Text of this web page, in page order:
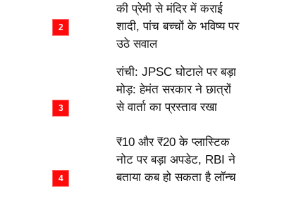
की प्रेमी से मंदिर में कराई
शादी, पांच बच्चों के भविष्य पर
उठे सवाल
रांची: JPSC घोटाले पर बड़ा
मोड़: हेमंत सरकार ने छात्रों
से वार्ता का प्रस्ताव रखा
₹10 और ₹20 के प्लास्टिक
नोट पर बड़ा अपडेट, RBI ने
बताया कब हो सकता है लॉन्च